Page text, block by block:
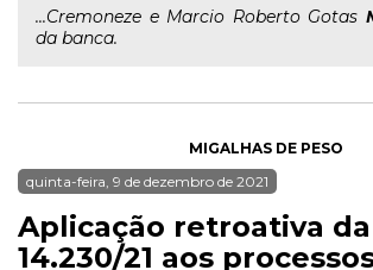
...Cremoneze e Marcio Roberto Gotas
da banca.
MIGALHAS DE PESO
quinta-feira, 9 de dezembro de 2021
Aplicação retroativa
14.230/21 aos